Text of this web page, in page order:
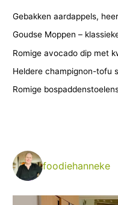
r
i
e
ë
Gebakken aardappels,
Goudse Moppen –
Romige avocado dip met
Heldere champignon-tofu
Romige
foodiehanneke